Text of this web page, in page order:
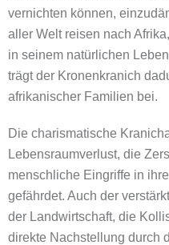
vernichten können,
aller Welt reisen nach
in seinem natürlichen
trägt der Kronenkranich
afrikanischer Familien bei.
Die charismatische
Lebensraumverlust, die
menschliche Eingriffe in
gefährdet. Auch der
der Landwirtschaft, die
direkte Nachstellung durch